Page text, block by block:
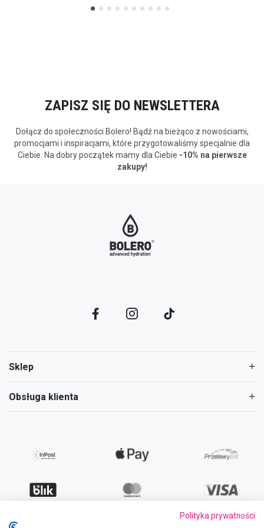
Sklep
Obsługa klienta
ZAPISZ SIĘ DO NEWSLETTERA
Dołącz do społeczności Bolero! Bądź na bieżąco z nowościami,
promocjami i inspiracjami, które przygotowaliśmy specjalnie dla
Ciebie. Na dobry początek mamy dla Ciebie -10% na pierwsze
zakupy!
Polityka prywatności